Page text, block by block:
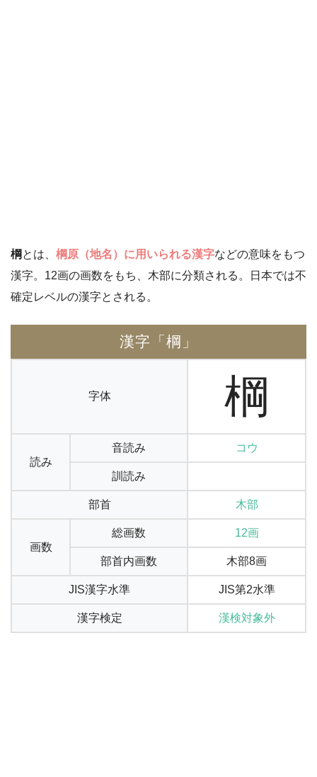
棡 とは、 棡原（地名）に用いられる漢字などの意味をもつ
漢字。12画の画数をもち、木部に分類される。日本では不
確定レベルの漢字とされる。
漢字「棡」
字体 棡
読み
音読み コウ
訓読み
部首 木部
画数
総画数 12画
部首内画数 木部8画
JIS漢字水準 JIS第2水準
漢字検定 漢検対象外